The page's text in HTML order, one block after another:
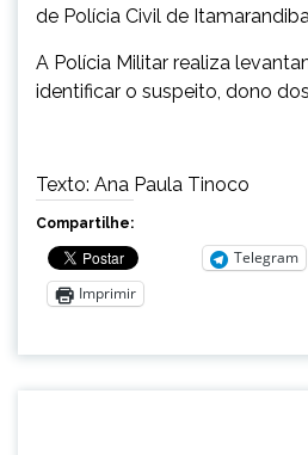
de Polícia Civil de
A Polícia Militar realiza
identificar o suspeito, dono
Texto: Ana Paula Tinoco
Compartilhe:
Telegram
Imprimir